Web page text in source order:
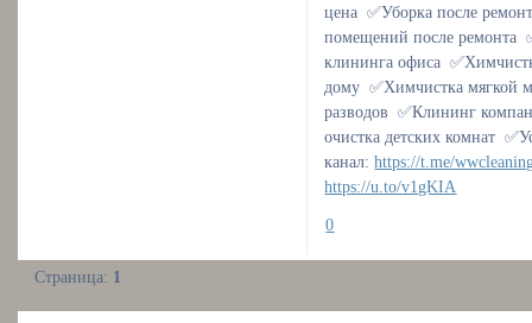
цена ✅Уборка после
помещений после ремонта
клининга офиса
дому ✅Химчистка мягкой
разводов ✅Клининг
очистка детских комнат
канал:https://t.me/
https://u.to/v1gKIA
0
Страница: 1